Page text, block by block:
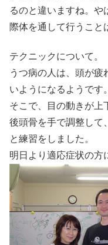
るのと違いますね。や
際体を通して行うこと
テクニックについて。
うつ病の人は、頭が疲
いようになるようです。
そこで、目の動きが上
後頭骨を手で調整して
と練習をしました。
明日より適応症状の方